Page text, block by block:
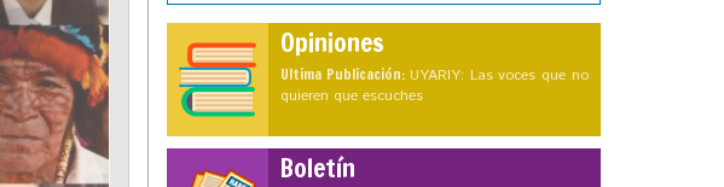
Opiniones
Ultima Publicación: UYARIY: Las voces que no
quieren que escuches
Boletín